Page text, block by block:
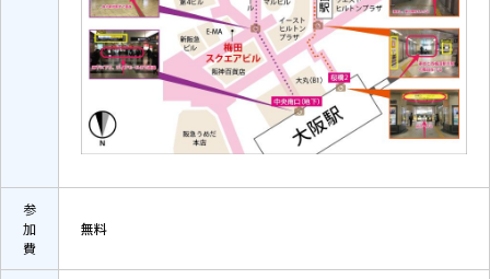
参
加
費
無料